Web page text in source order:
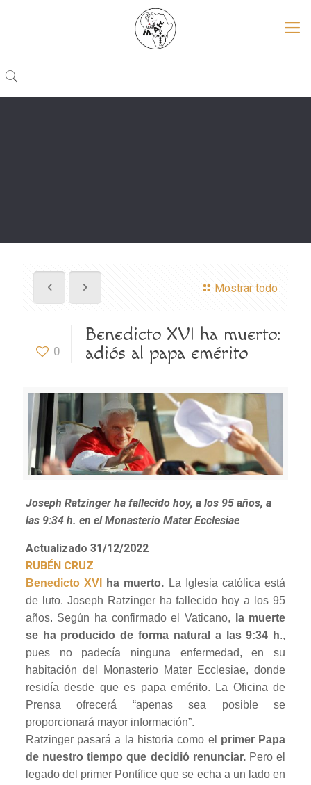
Mostrar todo
0
Benedicto XVI ha muerto:
adiós al papa emérito
Joseph Ratzinger ha fallecido hoy, a los 95 años, a
las 9:34 h. en el Monasterio Mater Ecclesiae
Actualizado 31/12/2022
RUBÉN CRUZ
Benedicto XVI ha muerto. La Iglesia católica está
de luto. Joseph Ratzinger ha fallecido hoy a los 95
años. Según ha confirmado el Vaticano,
la muerte
se ha producido de forma natural a las 9:34 h.,
pues no padecía ninguna enfermedad, en su
habitación del Monasterio Mater Ecclesiae, donde
residía desde que es papa emérito. La Oficina de
Prensa ofrecerá “apenas sea posible se
proporcionará mayor información”.
Ratzinger pasará a la historia como el primer Papa
de nuestro tiempo que decidió renunciar.Pero el
legado del primer Pontífice que se echa a un lado en